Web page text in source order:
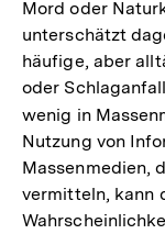
Mord oder
unterschätzt
häufige, aber
oder
wenig in
Nutzung von
Massenmedien,
vermitteln, kann